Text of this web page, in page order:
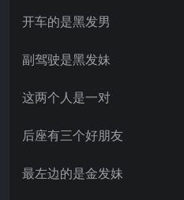
开车的是黑发男
副驾驶是黑发妹
这两个人是一对
后座有三个好朋友
最左边的是金发妹